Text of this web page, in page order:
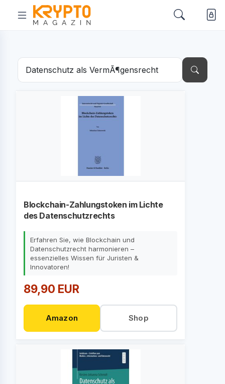
Blockchain-Zahlungstoken im Lichte
des Datenschutzrechts
Erfahren Sie, wie Blockchain und
Datenschutzrecht harmonieren –
essenzielles Wissen für Juristen &
Innovatoren!
89,90 EUR
Amazon Shop